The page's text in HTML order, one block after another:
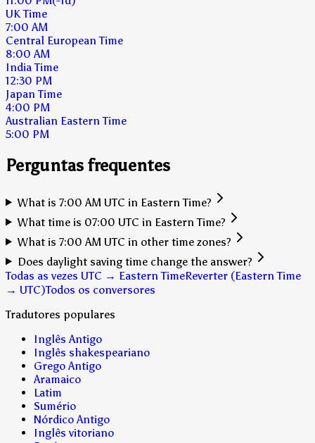
UK Time
7:00 AM
Central European Time
8:00 AM
India Time
12:30 PM
Japan Time
4:00 PM
Australian Eastern Time
5:00 PM
Perguntas frequentes
What is 7:00 AM UTC in Eastern Time?
What time is 07:00 UTC in Eastern Time?
What is 7:00 AM UTC in other time zones?
Does daylight saving time change the answer?
Todas as vezes UTC → Eastern TimeReverter (Eastern Time
→ UTC)Todos os conversores
Tradutores populares
Inglês Antigo
Inglês shakespeariano
Grego Antigo
Aramaico
Latim
Sumério
Nórdico Antigo
Inglês vitoriano